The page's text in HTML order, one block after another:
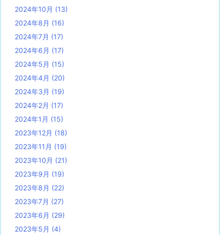
2024年10月 (13)
2024年8月 (16)
2024年7月 (17)
2024年6月 (17)
2024年5月 (15)
2024年4月 (20)
2024年3月 (19)
2024年2月 (17)
2024年1月 (15)
2023年12月 (18)
2023年11月 (19)
2023年10月 (21)
2023年9月 (19)
2023年8月 (22)
2023年7月 (27)
2023年6月 (29)
2023年5月 (4)